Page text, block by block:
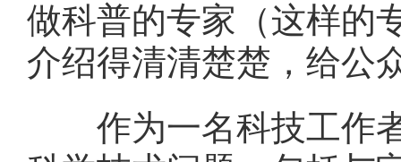
做科普的专家（这样的
介绍得清清楚楚，给公
作为一名科技工作者